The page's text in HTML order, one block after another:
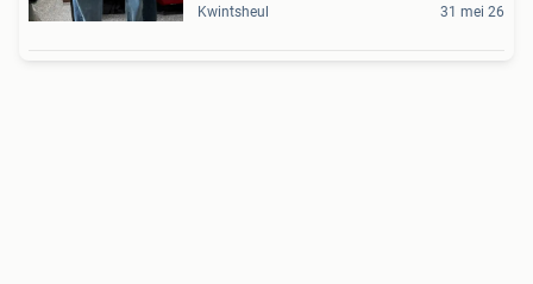
Kwintsheul 31 mei 26